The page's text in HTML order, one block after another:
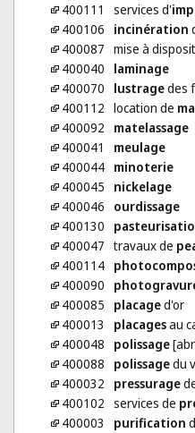
400111
services d'
400106
incinération
400087 mise à
400040
laminage
400070
lustragedes
400112 location de
400092
matelassage
400041
meulage
400044 minoterie
400045
nickelage
400046
ourdissage
400130
400047 travaux de
400114
400090
400085
placaged'or
400013
placagesau
400048
polissage
400088
polissagedu
400032
pressurage
400102 services de
400003
purification